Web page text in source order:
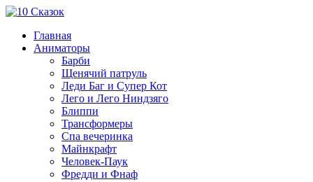
Главная
Аниматоры
Барби
Щенячий патруль
Леди Баг и Супер Кот
Лего и Лего Ниндзяго
Блиппи
Трансформеры
Спа вечеринка
Майнкрафт
Человек-Паук
Фредди и Фнаф